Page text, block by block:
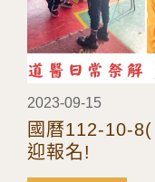
2023-09-15
國曆112-10-
迎報名!